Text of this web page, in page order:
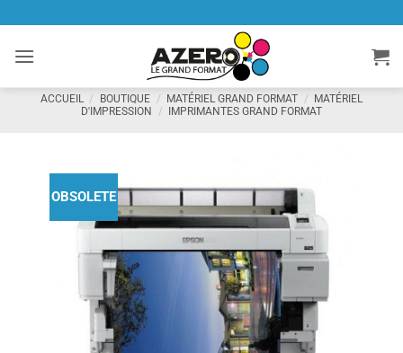
contenu
ACCUEIL / BOUTIQUE / MATÉRIEL GRAND FORMAT / MATÉRIEL
D'IMPRESSION
/ IMPRIMANTES GRAND FORMAT
OBSOLETE